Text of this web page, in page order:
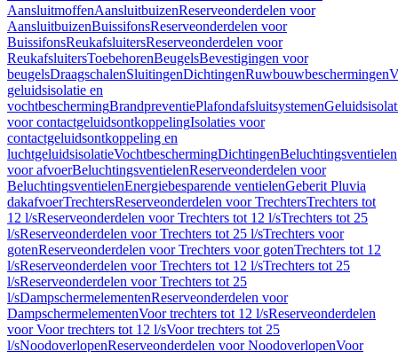
AansluitmoffenAansluitbuizenReserveonderdelen voor
AansluitbuizenBuissifonsReserveonderdelen voor
BuissifonsReukafsluitersReserveonderdelen voor
ReukafsluitersToebehorenBeugelsBevestigingen voor
beugelsDraagschalenSluitingenDichtingenRuwbouwbeschermingen
geluidsisolatie en
vochtbeschermingBrandpreventiePlafondafsluitsystemen
voor contactgeluidsontkoppelingIsolaties voor
contactgeluidsontkoppeling en
luchtgeluidsisolatieVochtbeschermingDichtingenBeluchtingsventielen
voor afvoerBeluchtingsventielenReserveonderdelen voor
BeluchtingsventielenEnergiebesparende ventielenGeberit Pluvia
dakafvoerTrechtersReserveonderdelen voor TrechtersTrechters tot
12 l/sReserveonderdelen voor Trechters tot 12 l/sTrechters tot 25
l/sReserveonderdelen voor Trechters tot 25 l/sTrechters voor
gotenReserveonderdelen voor Trechters voor gotenTrechters tot 12
l/sReserveonderdelen voor Trechters tot 12 l/sTrechters tot 25
l/sReserveonderdelen voor Trechters tot 25
l/sDampschermelementenReserveonderdelen voor
DampschermelementenVoor trechters tot 12 l/sReserveonderdelen
voor Voor trechters tot 12 l/sVoor trechters tot 25
l/sNoodoverlopenReserveonderdelen voor NoodoverlopenVoor